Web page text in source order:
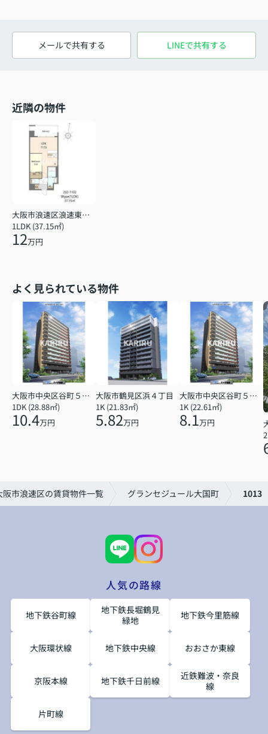
メールで共有する LINEで共有する
近隣の物件
大阪市浪速区浪速東１丁目
1LDK (37.15㎡)
12万円
よく見られている物件
大阪市中央区谷町５丁目
1DK (28.88㎡)
10.4万円
大阪市鶴見区浜４丁目
1K (21.83㎡)
5.82万円
大阪市中央区谷町５丁目
1K (22.61㎡)
8.1万円
阪市浪速区の賃貸物件一覧 グランセジュール大国町 1013
人気の路線
地下鉄谷町線
地下鉄長堀鶴見
緑地
地下鉄今里筋線
大阪環状線 地下鉄中央線 おおさか東線
京阪本線 地下鉄千日前線
近鉄難波・奈良
線
片町線